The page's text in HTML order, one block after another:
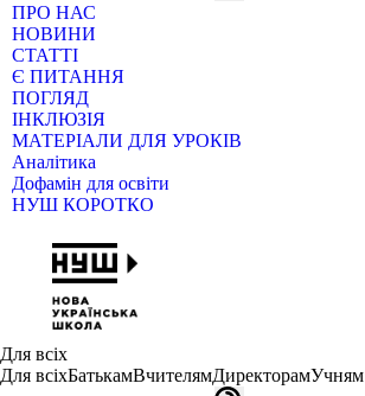
ПРО НАС
НОВИНИ
СТАТТІ
Є ПИТАННЯ
ПОГЛЯД
ІНКЛЮЗІЯ
МАТЕРІАЛИ ДЛЯ УРОКІВ
Аналітика
Дофамін для освіти
НУШ КОРОТКО
Для всіх
Для всіхБатькамВчителямДиректорамУчням